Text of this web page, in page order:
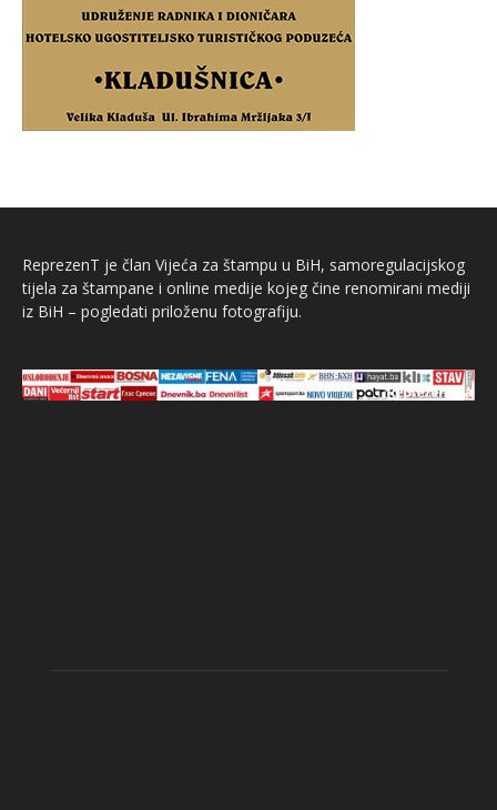
ReprezenT je član Vijeća za štampu u BiH, samoregulacijskog
tijela za štampane i online medije kojeg čine renomirani mediji
iz BiH – pogledati priloženu fotografiju.